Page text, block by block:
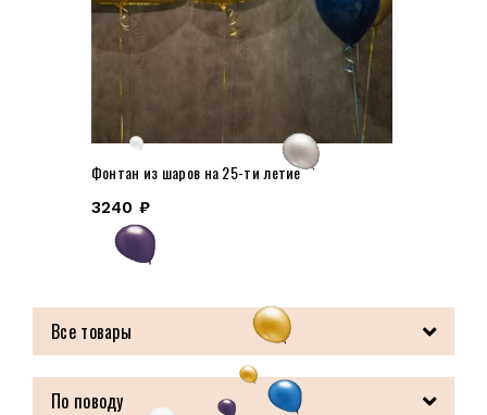
Фонтан из шаров на 25-ти летие
3240 ₽
Все товары
По поводу